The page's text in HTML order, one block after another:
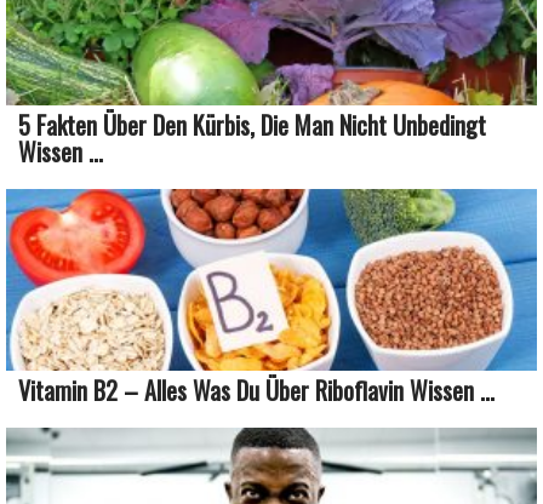
5 Fakten Über Den Kürbis, Die Man Nicht Unbedingt
Wissen ...
Vitamin B2 – Alles Was Du Über Riboflavin Wissen ...